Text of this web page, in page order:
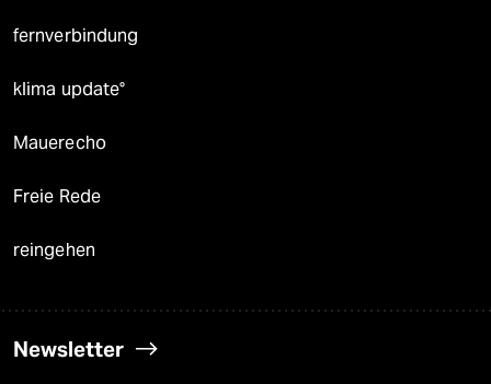
fernverbindung
klima update°
Mauerecho
Freie Rede
reingehen
Newsletter